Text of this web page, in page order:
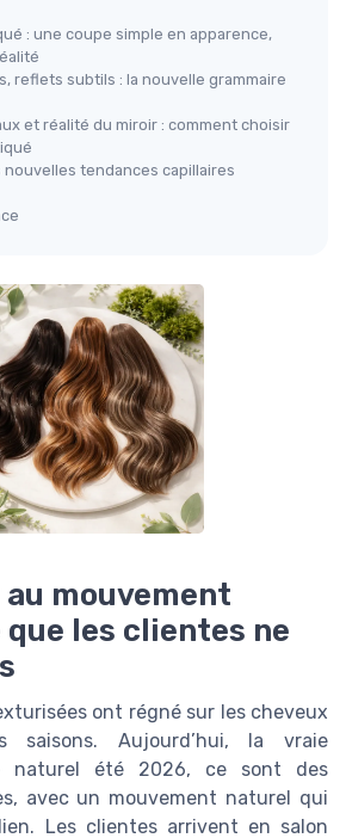
: une coupe simple en apparence,
reflets subtils : la nouvelle grammaire
et réalité du miroir : comment choisir
nouvelles tendances capillaires
mouvement
les clientes ne
ont régné sur les cheveux
saisons. Aujourd’hui, la vraie
naturel été 2026, ce sont des
avec un mouvement naturel qui
Les clientes arrivent en salon